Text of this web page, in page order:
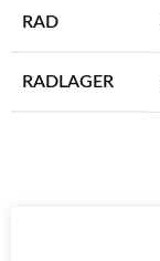
RAD
RADLAGER